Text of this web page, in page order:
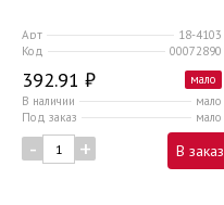
Арт
18-4103
Код
00072890
392.91 ₽
мало
В наличии
мало
Под заказ
мало
- + В заказ